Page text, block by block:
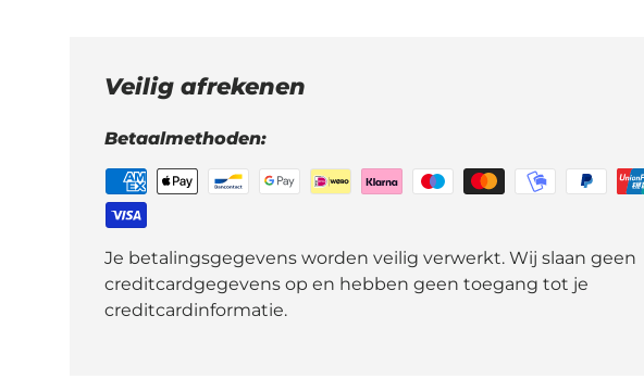
Veilig afrekenen
Betaalmethoden:
Je betalingsgegevens worden veilig verwerkt. Wij slaan geen
creditcardgegevens op en hebben geen toegang tot je
creditcardinformatie.